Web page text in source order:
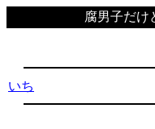
腐男子だけ
いち